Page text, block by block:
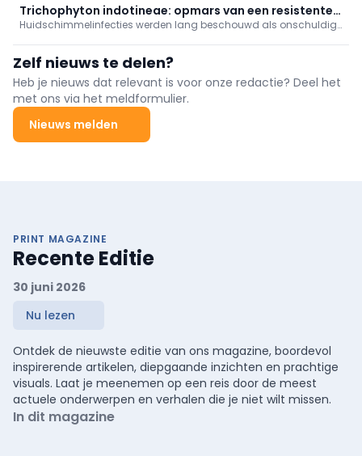
Europa, dr. Hans Henri P. Kluge.
Trichophyton indotineae: opmars van een resistente
tinea
Huidschimmelinfecties werden lang beschouwd als onschuldig
dermatofyt, voor het eerst geïdentificeerd op het Indiase
subcontinent, kenmerkt zich door vaak uitgebreide en
terugkerende infecties en een hoge mate van resistentie tegen
terbinafine. Twee recente publicaties bieden meer inzicht in de
omvang van het fenomeen en de praktische gevolgen voor de
dermatologische praktijk.
Zelf nieuws te delen?
Heb je nieuws dat relevant is voor onze redactie? Deel het
met ons via het meldformulier.
Nieuws melden
PRINT MAGAZINE
Recente Editie
30 juni 2026
Nu lezen
Ontdek de nieuwste editie van ons magazine, boordevol
inspirerende artikelen, diepgaande inzichten en prachtige
visuals. Laat je meenemen op een reis door de meest
actuele onderwerpen en verhalen die je niet wilt missen.
In dit magazine